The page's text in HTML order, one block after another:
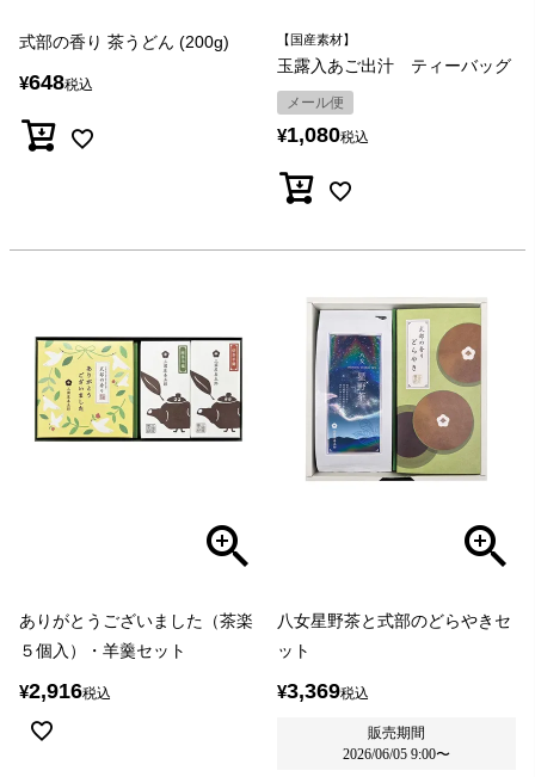
式部の香り 茶うどん (200g)
¥648税込
【国産素材】
玉露入あご出汁 ティーバッグ
メール便
¥1,080税込
ありがとうございました（茶楽
５個入）・羊羹セット
¥2,916税込
八女星野茶と式部のどらやきセ
ット
¥3,369税込
販売期間
2026/06/05 9:00〜